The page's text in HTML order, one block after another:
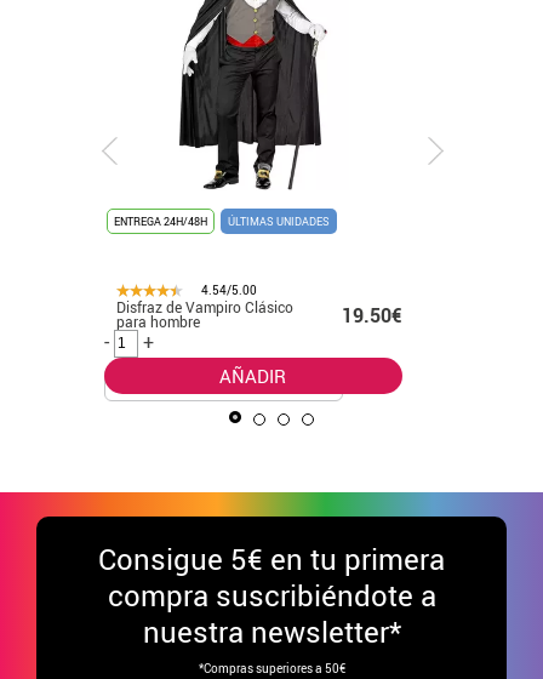
ENTREGA 24H/48H ÚLTIMAS UNIDADES
4.54/5.00
Disfraz de Vampiro Clásico
para hombre
19.50€
-
+
AÑADIR
Consigue 5€ en tu primera
compra suscribiéndote a
nuestra newsletter*
*Compras superiores a 50€